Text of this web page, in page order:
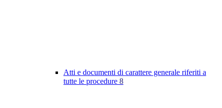
Atti e documenti di carattere generale riferiti a
tutte le procedure 8